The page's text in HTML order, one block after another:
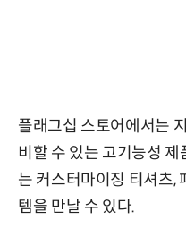
플래그십 스토어에서는
비할 수 있는 고기능성
는 커스터마이징 티셔츠,
템을 만날 수 있다.